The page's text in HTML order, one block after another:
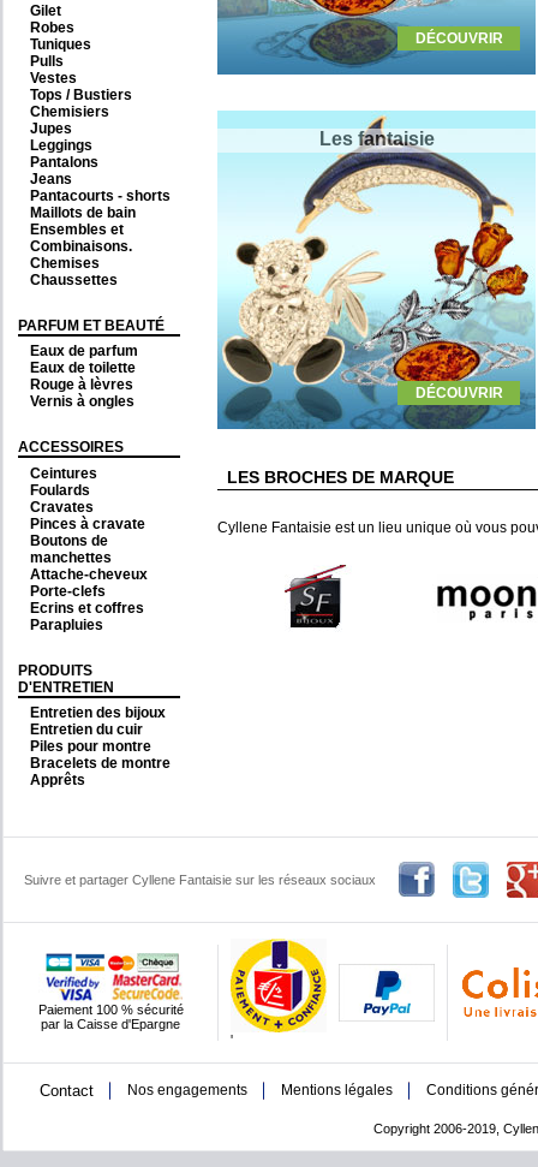
Gilet
Robes
Tuniques
Pulls
Vestes
Tops / Bustiers
Chemisiers
Jupes
Leggings
Pantalons
Jeans
Pantacourts - shorts
Maillots de bain
Ensembles et
Combinaisons.
Chemises
Chaussettes
PARFUM ET BEAUTÉ
Eaux de parfum
Eaux de toilette
Rouge à lèvres
Vernis à ongles
ACCESSOIRES
Ceintures
Foulards
Cravates
Pinces à cravate
Boutons de
manchettes
Attache-cheveux
Porte-clefs
Ecrins et coffres
Parapluies
PRODUITS
D'ENTRETIEN
Entretien des bijoux
Entretien du cuir
Piles pour montre
Bracelets de montre
Apprêts
DÉCOUVRIR
Les fantaisie
DÉCOUVRIR
LES BROCHES DE MARQUE
Cyllene Fantaisie est un lieu unique où vous
Suivre et partager Cyllene Fantaisie sur les réseaux sociaux
Paiement 100 % sécurité
par la Caisse d'Epargne
'
Contact Nos engagements Mentions légales Conditions
Copyright 2006-2019,